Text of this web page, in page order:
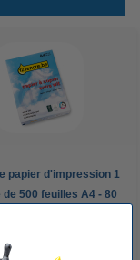
papier d'impression 1
de 500 feuilles A4 - 80